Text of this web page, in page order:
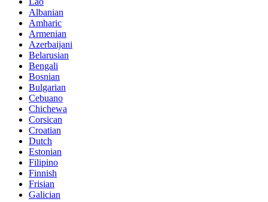
Albanian
Amharic
Armenian
Azerbaijani
Belarusian
Bengali
Bosnian
Bulgarian
Cebuano
Chichewa
Corsican
Croatian
Dutch
Estonian
Filipino
Finnish
Frisian
Galician